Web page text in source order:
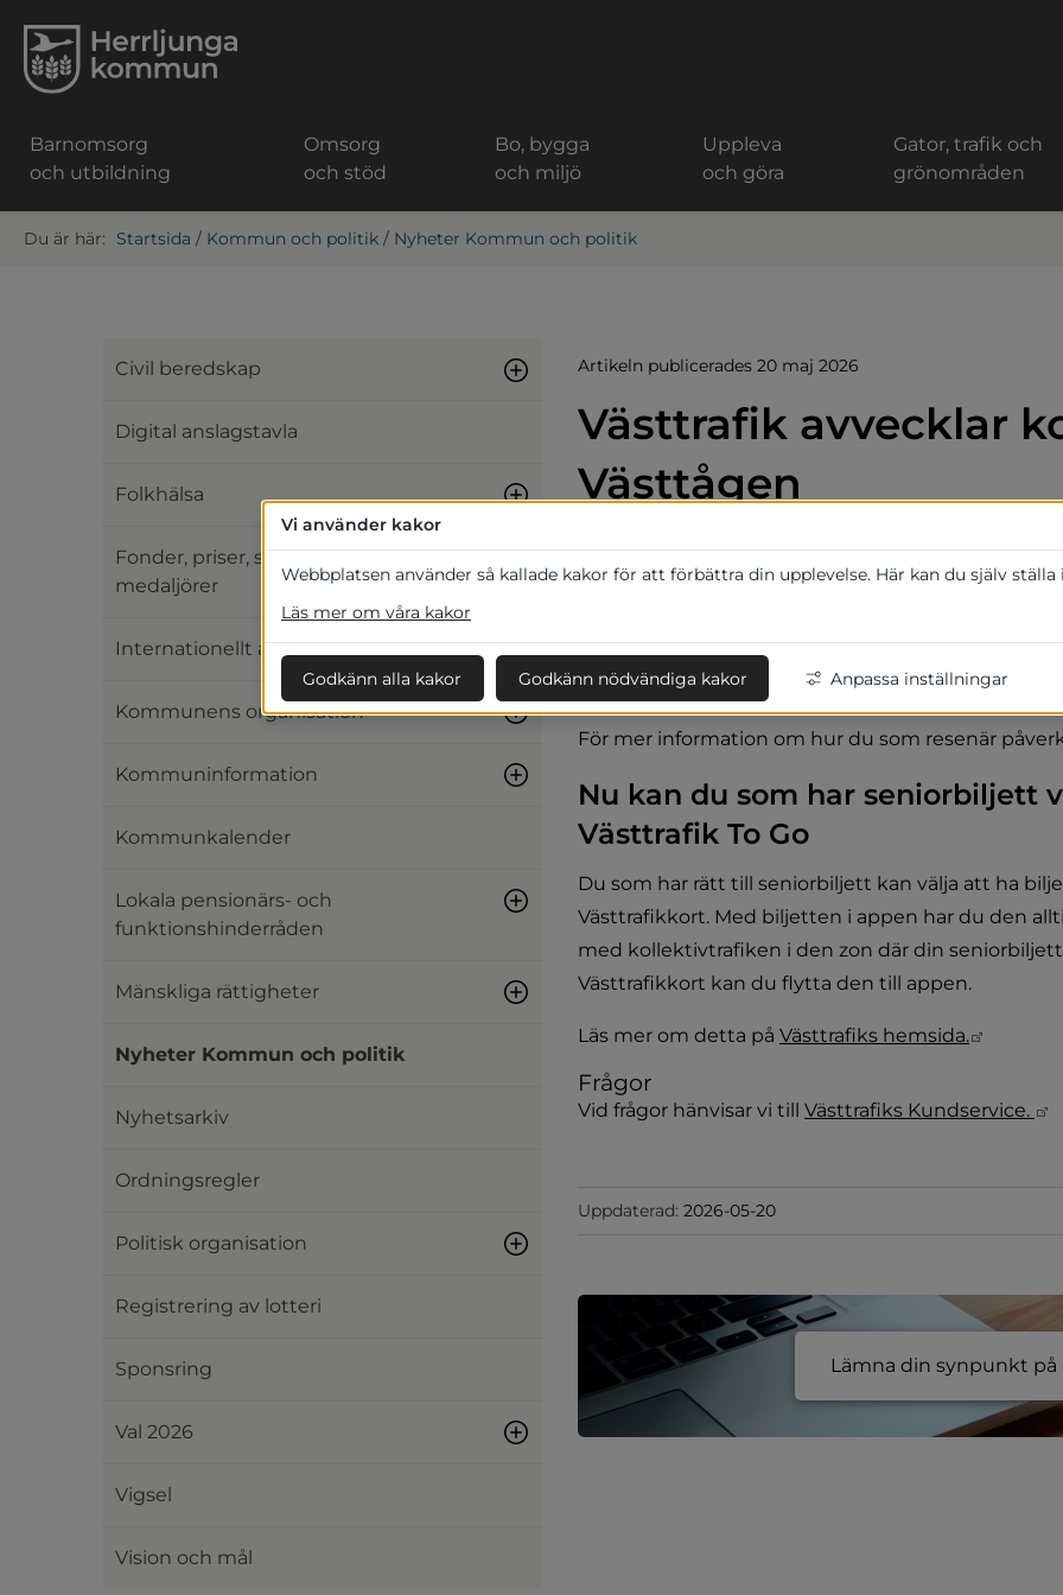
Barnomsorg
och utbildning
Omsorg
och stöd
Bo, bygga
och miljö
Uppleva
och göra
Gator, trafik och
grönområden
Startsida / Kommun och politik / Nyheter Kommun och politik
Civil beredskap
Digital anslagstavla
Folkhälsa
Fonder, priser, stipendier och
medaljörer
Internationellt arbete
Kommunens organisation
Kommuninformation
Kommunkalender
Lokala pensionärs- och
funktionshinderråden
Mänskliga rättigheter
Nyheter Kommun och politik
Nyhetsarkiv
Ordningsregler
Politisk organisation
Registrering av lotteri
Sponsring
Val 2026
Vigsel
Vision och mål
Artikeln publicerades 20 maj 2026
Västtrafik avvecklar
Västtågen
Från och med den 25 maj 2026 börjar
på Västtågen.
Seniorbiljetter på Västtrafikkort kommer fortsatt
som använder kontoladdning behöver däremot
To Go eller med bankkort ombord.
För mer information om hur du som resenär
Nu kan du som har seniorbiljett
Västtrafik To Go
Du som har rätt till seniorbiljett kan välja att ha
Västtrafikkort. Med biljetten i appen har du den
med kollektivtrafiken i den zon där din
Västtrafikkort kan du flytta den till appen.
Läs mer om detta på Västtrafiks hemsida.
Frågor
Vid frågor hänvisar vi till Västtrafiks Kundservice.
Uppdaterad: 2026-05-20
Lämna din synpunkt
Vi använder kakor
Webbplatsen använder så kallade kakor för att förbättra din upplevelse. Här kan du själv
Läs mer om våra kakor
Godkänn alla kakor Godkänn nödvändiga kakor Anpassa inställningar